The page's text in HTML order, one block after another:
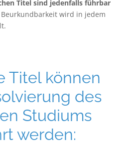
Titel sind jedenfalls führbar
Beurkundbarkeit wird in jedem
Titel können
des
Studiums
werden: